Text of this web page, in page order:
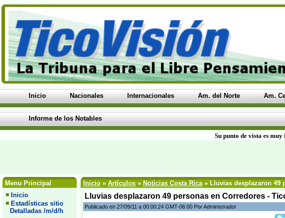
Inicio Nacionales Internacionales Am. del Norte Am.
Informe de los Notables
Su punto de vista es
Menu Principal
Inicio
Estadísticas sitio
Detalladas /m/d/h
Inicio » Artículos » Noticias Costa Rica» Lluvias desplazaron 49
Lluvias desplazaron 49 personas en Corredores -
Publicado en 27/09/11 a 00:00:24 GMT-06:00 Por Administrador